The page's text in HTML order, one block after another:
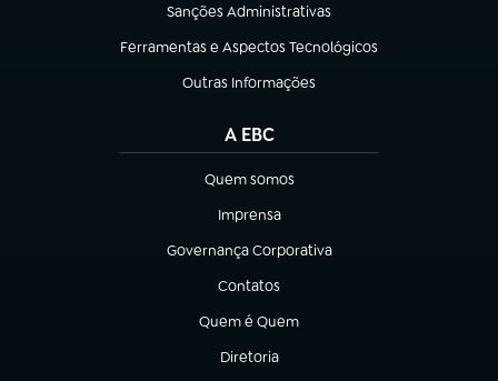
Sanções Administrativas
(abre em nova aba)
Ferramentas e Aspectos Tecnológicos
(abre em nova aba)
Outras Informações
(abre em nova aba)
A EBC
Quem somos
(abre em nova aba)
Imprensa
(abre em nova aba)
Governança Corporativa
(abre em nova aba)
Contatos
(abre em nova aba)
Quem é Quem
(abre em nova aba)
Diretoria
(abre em nova aba)